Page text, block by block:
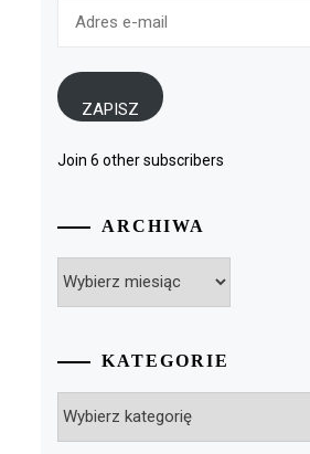
ZAPISZ
Join 6 other subscribers
ARCHIWA
KATEGORIE